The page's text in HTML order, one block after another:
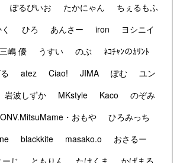
ぽるぴいお たかにゃん
ちぇるもふ
ひろ あんさー iron
ヨシニイ
三嶋 優 うすい のぶ
ﾈｺﾁｬﾝのｶﾘﾝﾄ
atez Ciao! JIMA ぽむ
ユン
岩波しずか MKstyle Kaco
のぞみ
・おもや
ひろみっち
blackkite masako.o
おさるー
ーじ ともりん たけくま
かげまる